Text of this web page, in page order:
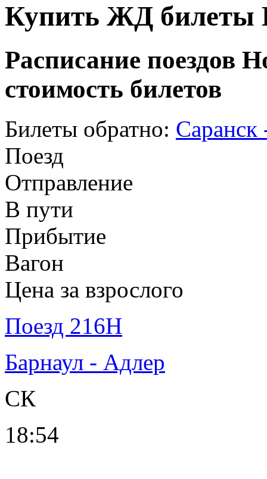
Купить ЖД билеты
Расписание поездов
стоимость билетов
Билеты обратно: Саранск
Поезд
Отправление
В пути
Прибытие
Вагон
Цена за взрослого
Поезд 216Н
Барнаул - Адлер
СК
18:54